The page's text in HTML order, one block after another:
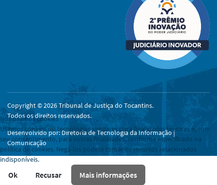
Copyright © 2026 Tribunal de Justiça do Tocantins.
Todos os direitos reservados.
Desenvolvido por: Diretoria de Tecnologia da Informação |
Comunicação
Nós usamos cookies
Usamos cookies ou tecnologias similares para finalidades técnicas e, com
seu consentimento, para outras finalidades, conforme especificado na
política de cookies. Negá-los poderá tornar os recursos relacionados
indisponíveis.
Ok Recusar Mais informações